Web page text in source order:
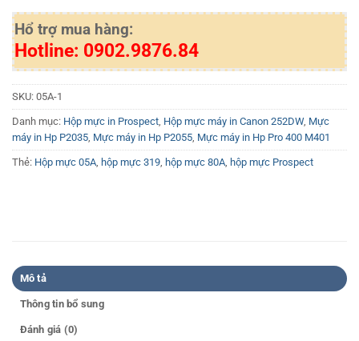
Hổ trợ mua hàng:
Hotline: 0902.9876.84
SKU: 05A-1
Danh mục: Hộp mực in Prospect, Hộp mực máy in Canon 252DW, Mực
máy in Hp P2035, Mực máy in Hp P2055, Mực máy in Hp Pro 400 M401
Thẻ: Hộp mực 05A, hộp mực 319, hộp mực 80A, hộp mực Prospect
Mô tả
Thông tin bổ sung
Đánh giá (0)